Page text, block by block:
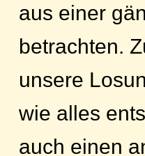
aus einer
betrachten.
unsere
wie alles
auch einen